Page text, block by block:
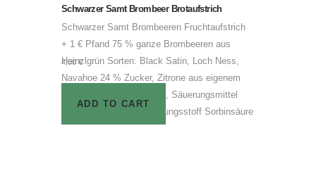
Schwarzer Samt Brombeer Brotaufstrich
Schwarzer Samt Brombeeren Fruchtaufstrich
+ 1 € Pfand 75 % ganze Brombeeren aus
Heinzlgrün Sorten: Black Satin, Loch Ness,
Navahoe 24 % Zucker, Zitrone aus eigenem
Anbau Geliermittel Pektin, Säuerungsmittel
Zitronensäure Konservierungsstoff Sorbinsäure
4,00€
ADD TO CART